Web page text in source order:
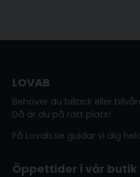
LOVAB
Behöver du billack eller
Då är du på rätt plats!
På Lovab.se guidar vi dig
Öppettider i vår butik